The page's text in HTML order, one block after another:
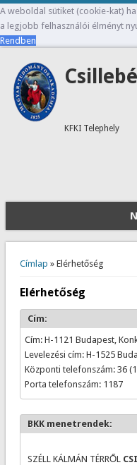
A weboldal sütiket (cookie-kat)
a legjobb felhasználói élményt
Rendben
KFKI Telephely
Jelenlegi hely
Címlap » Elérhetőség
Elérhetőség
Cím:
Cím: H-1121 Budapest,
Levelezési cím: H-1525
Központi telefonszám: 36
Porta telefonszám: 1187
BKK menetrendek:
SZÉLL KÁLMÁN TÉRRŐL